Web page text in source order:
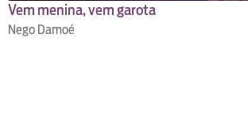
Vem menina, vem garota
Nego Damoé